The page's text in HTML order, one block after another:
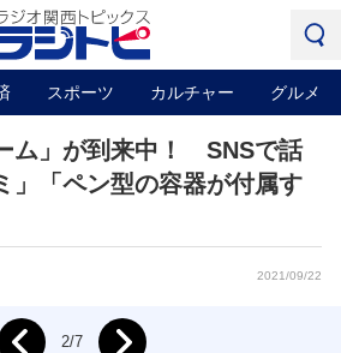
スポーツ カルチャー グルメ
ム」が到来中！ SNSで話
」「ペン型の容器が付属す
2021/09/22
2/7 Next